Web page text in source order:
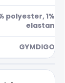
polyester, 1%
elastan
GYMDIGO